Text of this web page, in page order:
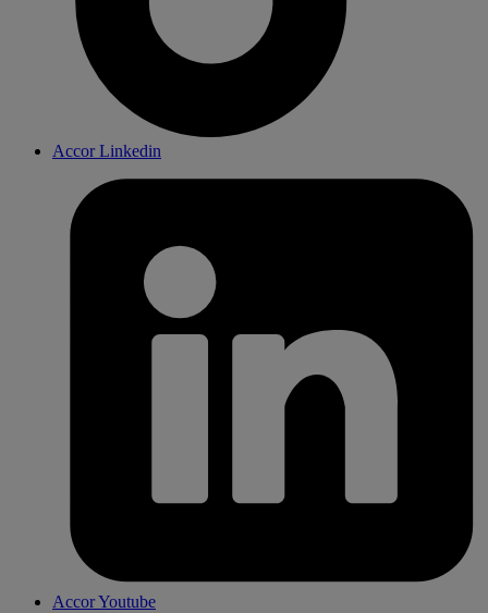
Accor Linkedin
Accor Youtube